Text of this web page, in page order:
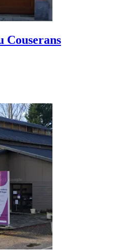
Couserans